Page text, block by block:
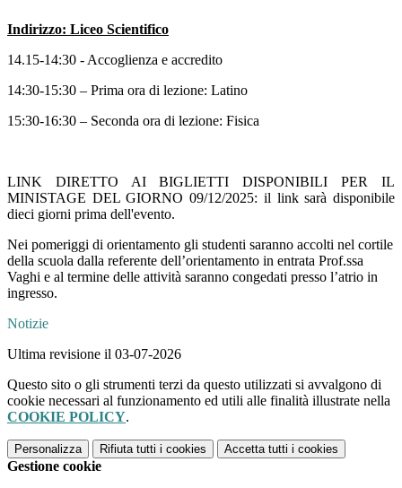
Indirizzo: Liceo Scientifico
14.15-14:30 - Accoglienza e accredito
14:30-15:30 – Prima ora di lezione: Latino
15:30-16:30 – Seconda ora di lezione: Fisica
LINK DIRETTO AI BIGLIETTI DISPONIBILI PER IL
MINISTAGE DEL GIORNO 09/12/2025: il link sarà disponibile
dieci giorni prima dell'evento.
Nei pomeriggi di orientamento gli studenti saranno accolti nel cortile
della scuola dalla referente dell’orientamento in entrata Prof.ssa
Vaghi e al termine delle attività saranno congedati presso l’atrio in
ingresso.
Notizie
Ultima revisione il 03-07-2026
Questo sito o gli strumenti terzi da questo utilizzati si avvalgono di
cookie necessari al funzionamento ed utili alle finalità illustrate nella
COOKIE POLICY.
Personalizza Rifiuta tutti i cookies Accetta tutti i cookies
Gestione cookie